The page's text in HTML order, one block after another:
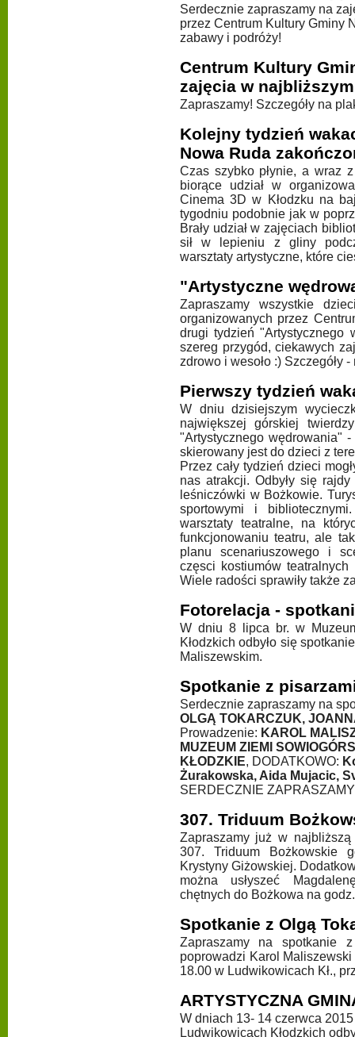
Serdecznie zapraszamy na
przez Centrum Kultury Gminy
zabawy i podróży!
Centrum Kultury
zajęcia w
Zapraszamy! Szczegóły na
Kolejny tydzień
Nowa Ruda
Czas szybko płynie, a wraz
biorące udział w
Cinema 3D w Kłodzku na
tygodniu podobnie jak w
Brały udział w zajęciach
sił w lepieniu z gliny
warsztaty artystyczne, które
"Artystyczne
Zapraszamy wszystkie
organizowanych przez
drugi tydzień "Artystycznego
szereg przygód, ciekawych
zdrowo i wesoło :) Szczegóły
Pierwszy tydzień
W dniu dzisiejszym
największej górskiej
"Artystycznego wędrowania"
skierowany jest do dzieci z
Przez cały tydzień dzieci
nas atrakcji. Odbyły się
leśniczówki w Bożkowie.
sportowymi i
warsztaty teatralne, na
funkcjonowaniu teatru, ale
planu scenariuszowego i
częsci kostiumów
Wiele radości sprawiły także
Fotorelacja -
W dniu 8 lipca br. w
Kłodzkich odbyło się
Maliszewskim.
Spotkanie z
Serdecznie zapraszamy na
OLGĄ TOKARCZUK,
Prowadzenie: KAROL
MUZEUM ZIEMI
KŁODZKIE, DODATKOWO:
Żurakowska, Aida Mujacic,
SERDECZNIE
307. Triduum
Zapraszamy już w
307. Triduum Bożkowskie
Krystyny Giżowskiej.
można usłyszeć
chętnych do Bożkowa na
Spotkanie z Olgą
Zapraszamy na spotkanie
poprowadzi Karol
18.00 w Ludwikowicach Kł.,
ARTYSTYCZNA
W dniach 13- 14 czerwca
Ludwikowicach Kłodzkich